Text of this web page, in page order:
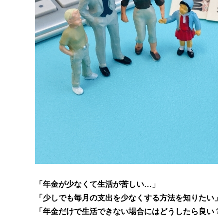
「年金が少なくて生活が苦しい…」
「少しでも毎月の支出を少なくする方法を知りたい
「年金だけで生活できない場合にはどうしたら良い